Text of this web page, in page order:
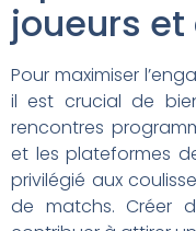
joueurs
Pour maximiser
il est crucial de
rencontres
et les plateformes
privilégié aux
de matchs. Créer